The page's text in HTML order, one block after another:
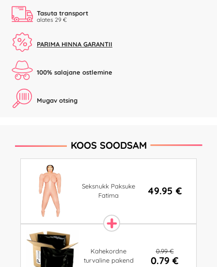
Tasuta transport
alates 29 €
PARIMA HINNA GARANTII
100% salajane ostlemine
Mugav otsing
KOOS SOODSAM
Seksnukk Paksuke
Fatima
49.95 €
Kahekordne
turvaline pakend
0.99 €
0.79 €